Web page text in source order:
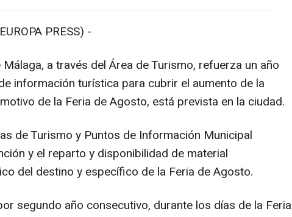
PRESS) -
a través del Área de Turismo, refuerza un año
información turística para cubrir el aumento de la
de la Feria de Agosto, está prevista en la ciudad.
de Turismo y Puntos de Información Municipal
y el reparto y disponibilidad de material
del destino y específico de la Feria de Agosto.
segundo año consecutivo, durante los días de la Feria